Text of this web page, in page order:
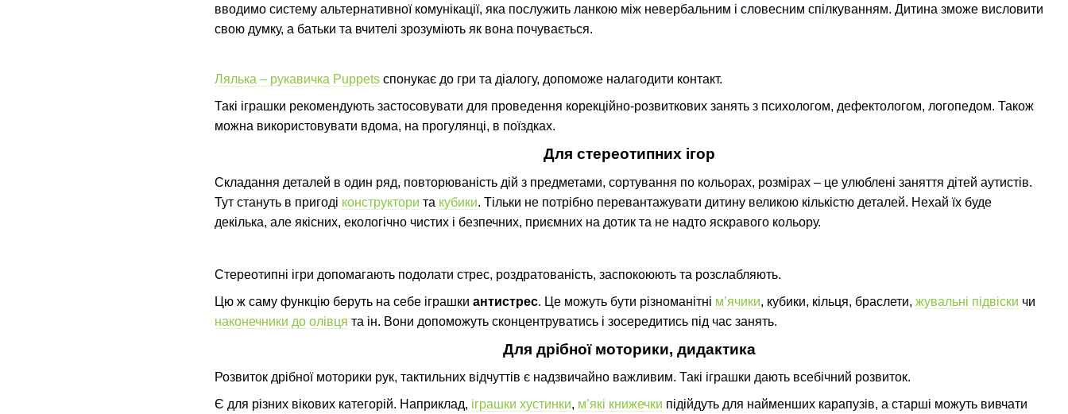
вводимо систему альтернативної комунікації, яка послужить ланкою між невербальним і словесним спілкуванням. Дитина зможе висловити
свою думку, а батьки та вчителі зрозуміють як вона почувається.
Лялька – рукавичка Puppets спонукає до гри та діалогу, допоможе налагодити контакт.
Такі іграшки рекомендують застосовувати для проведення корекційно-розвиткових занять з психологом, дефектологом, логопедом. Також
можна використовувати вдома, на прогулянці, в поїздках.
Для стереотипних ігор
Складання деталей в один ряд, повторюваність дій з предметами, сортування по кольорах, розмірах – це улюблені заняття дітей аутистів.
Тут стануть в пригоді конструктори та кубики. Тільки не потрібно перевантажувати дитину великою кількістю деталей. Нехай їх буде
декілька, але якісних, екологічно чистих і безпечних, приємних на дотик та не надто яскравого кольору.
Стереотипні ігри допомагають подолати стрес, роздратованість, заспокоюють та розслабляють.
Цю ж саму функцію беруть на себе іграшки антистрес. Це можуть бути різноманітні м’ячики, кубики, кільця, браслети, жувальні підвіски чи
наконечники до олівця та ін. Вони допоможуть сконцентруватись і зосередитись під час занять.
Для дрібної моторики, дидактика
Розвиток дрібної моторики рук, тактильних відчуттів є надзвичайно важливим. Такі іграшки дають всебічний розвиток.
Є для різних вікових категорій. Наприклад, іграшки хустинки, м’які книжечки підійдуть для найменших карапузів, а старші можуть вивчати